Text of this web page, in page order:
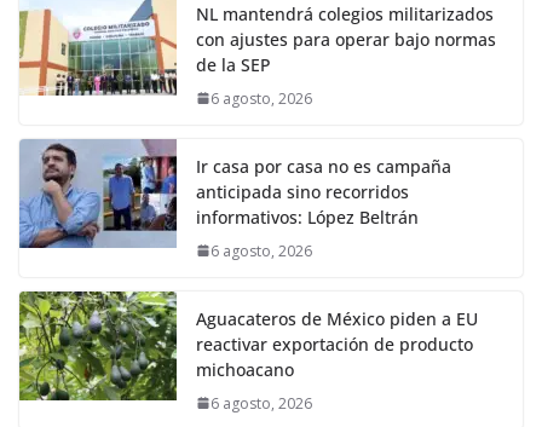
NL mantendrá colegios militarizados
con ajustes para operar bajo normas
de la SEP
6 agosto, 2026
Ir casa por casa no es campaña
anticipada sino recorridos
informativos: López Beltrán
6 agosto, 2026
Aguacateros de México piden a EU
reactivar exportación de producto
michoacano
6 agosto, 2026